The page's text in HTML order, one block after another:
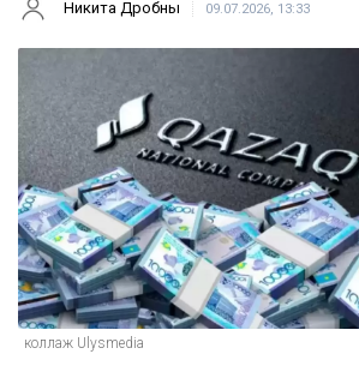
Никита Дробны 09.07.2026, 13:33
коллаж Ulysmedia